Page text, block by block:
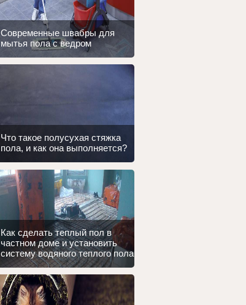
Современные швабры для
мытья пола с ведром
Что такое полусухая стяжка
пола, и как она выполняется?
Как сделать теплый пол в
частном доме и установить
систему водяного теплого пола